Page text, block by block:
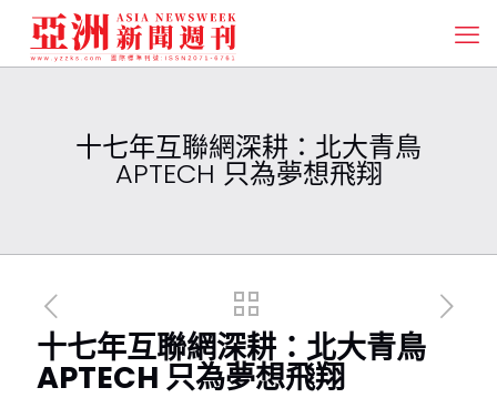
十七年互聯網深耕：北大青鳥
APTECH 只為夢想飛翔
十七年互聯網深耕：北大青鳥
APTECH 只為夢想飛翔